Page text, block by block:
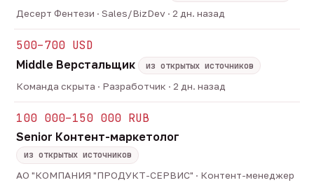
Десерт Фентези · Sales/BizDev · 2 дн. назад
500–700 USD
Middle Верстальщик
из открытых источников
Команда скрыта · Разработчик · 2 дн. назад
100 000–150 000 RUB
Senior Контент-маркетолог
из открытых источников
АО "КОМПАНИЯ "ПРОДУКТ-СЕРВИС" · Контент-менеджер